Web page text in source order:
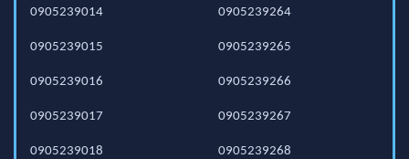
0905239014
0905239015
0905239016
0905239017
0905239018
0905239264
0905239265
0905239266
0905239267
0905239268